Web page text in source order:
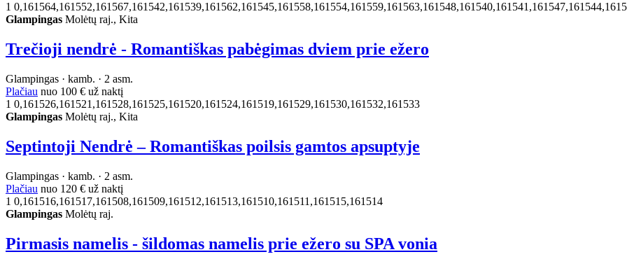
1
Glampingas Molėtų raj., Kita
Trečioji nendrė - Romantiškas pabėgimas dviem prie ežero
Glampingas · kamb. · 2 asm.
Plačiau nuo 100 € už naktį
1 0,161526,161521,161528,161525,161520,161524,161519,161529,161530,161532,161533
Glampingas Molėtų raj., Kita
Septintoji Nendrė – Romantiškas poilsis gamtos apsuptyje
Glampingas · kamb. · 2 asm.
Plačiau nuo 120 € už naktį
1 0,161516,161517,161508,161509,161512,161513,161510,161511,161515,161514
Glampingas Molėtų raj.
Pirmasis namelis - šildomas namelis prie ežero su SPA vonia